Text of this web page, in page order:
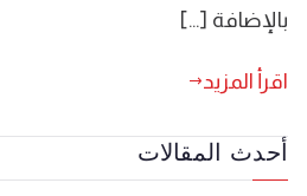
بالإضافة […]
اقرأ المزيد
أحدث المقالات